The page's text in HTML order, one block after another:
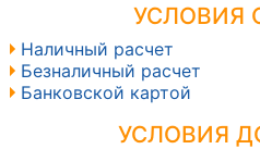
УСЛОВИЯ
Наличный расчет
Безналичный расчет
Банковской картой
УСЛОВИЯ